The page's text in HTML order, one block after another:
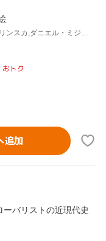
トク
追加
バリストの近現代史